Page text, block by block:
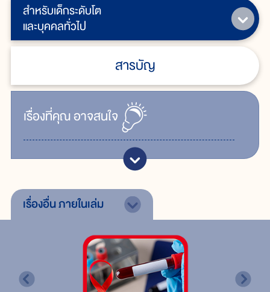
สำหรับเด็กระดับโต
และบุคคลทั่วไป
สารบัญ
เรื่ิองที่คุณอาจสนใจ
เรื่องอื่นภายในเล่ม